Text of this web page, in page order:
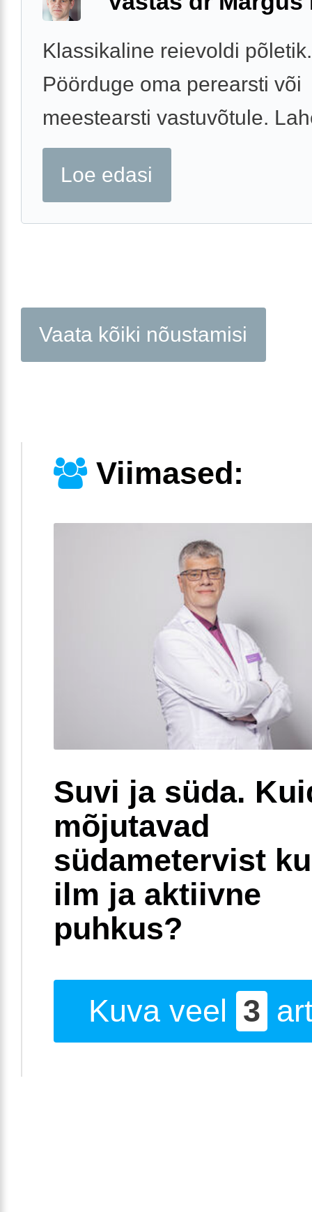
Klassikaline reievoldi põletik.
Pöörduge oma perearsti või
meestearsti vastuvõtule.
Loe edasi
Vaata kõiki nõustamisi
Viimased:
Suvi ja süda.
mõjutavad
südametervist
ilm ja aktiivne
puhkus?
Kuva veel 3